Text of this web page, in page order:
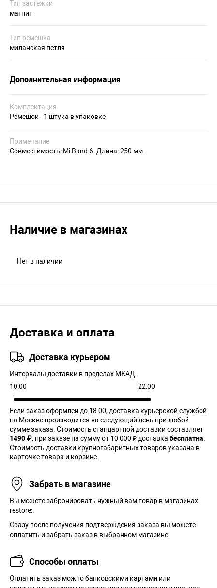
Тип застежки
магнит
Тип ремешка
миланская петля
Дополнительная информация
Комплектация
Ремешок - 1 штука в упаковке
Примечание
Совместимость: Mi Band 6. Длина: 250 мм.
Наличие в магазинах
Нет в наличии
Доставка и оплата
Доставка курьером
Интервалы доставки в пределах МКАД:
10:00
22:00
Если заказ оформлен до 18:00, доставка курьерской службой
по Москве производится на следующий день при любой
сумме заказа. Cтоимость стандартной доставки составляет
1490 ₽, при заказе на сумму от 10 000 ₽ доставка бесплатна
Стоимость доставки крупногабаритных товаров указана в
карточке товара и корзине.
Забрать в магазине
Вы можете забронировать нужный вам товар в магазинах
restore:.
Сразу после получения подтверждения заказа вы можете
оплатить и забрать заказ в выбранном магазине.
Способы оплаты
Оплатить заказ можно банковскими картами или